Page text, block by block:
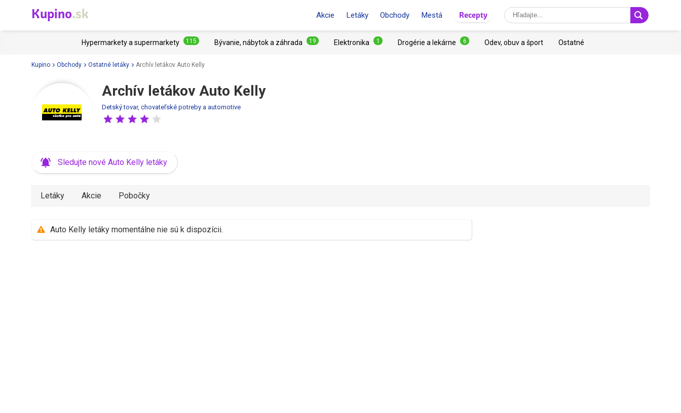
Kupino.sk Akcie Letáky Obchody Mestá Recepty
Hypermarkety a supermarkety 115 Bývanie, nábytok a záhrada 19 Elektronika 1 Drogérie a lekárne 6 Odev, obuv a šport Ostatné
Kupino Obchody Ostatné letáky Archív letákov Auto Kelly
Archív letákov Auto Kelly
Detský tovar, chovateľské potreby a automotive
Sledujte nové Auto Kelly letáky
Letáky Akcie Pobočky
Auto Kelly letáky momentálne nie sú k dispozícii.